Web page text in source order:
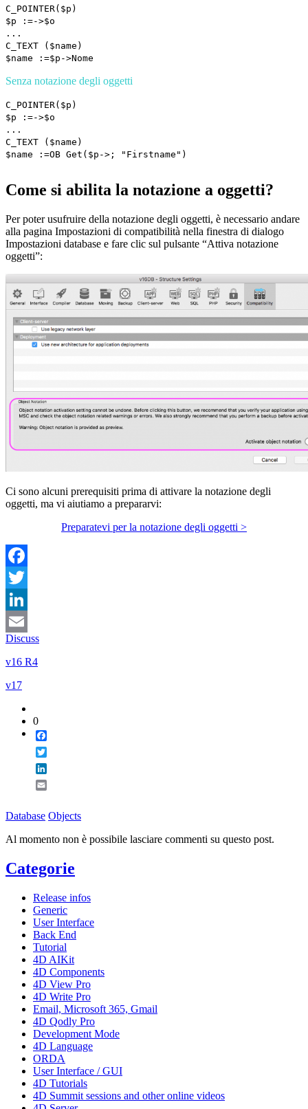
C_POINTER( $p )
$p :=->$o
...
C_TEXT ( $name )
$name :=$p ->Nome
Senza notazione degli oggetti
C_POINTER( $p )
$p :=->$o
...
C_TEXT ( $name )
$name :=OB Get ( $p ->; "Firstname")
Come si abilita la notazione a oggetti?
Per poter usufruire della notazione degli oggetti, è necessario andare
alla pagina Impostazioni di compatibilità nella finestra di dialogo
Impostazioni database e fare clic sul pulsante “Attiva notazione
oggetti”:
Ci sono alcuni prerequisiti prima di attivare la notazione degli
oggetti, ma vi aiutiamo a prepararvi:
Preparatevi per la notazione degli oggetti >
Facebook
Twitter
LinkedIn
Email
Discuss
v16 R4
v17
0
Database Objects
Al momento non è possibile lasciare commenti su questo post.
Categorie
Release infos
Generic
User Interface
Back End
Tutorial
4D AIKit
4D Components
4D View Pro
4D Write Pro
Email, Microsoft 365, Gmail
4D Qodly Pro
Development Mode
4D Language
ORDA
User Interface / GUI
4D Tutorials
4D Summit sessions and other online videos